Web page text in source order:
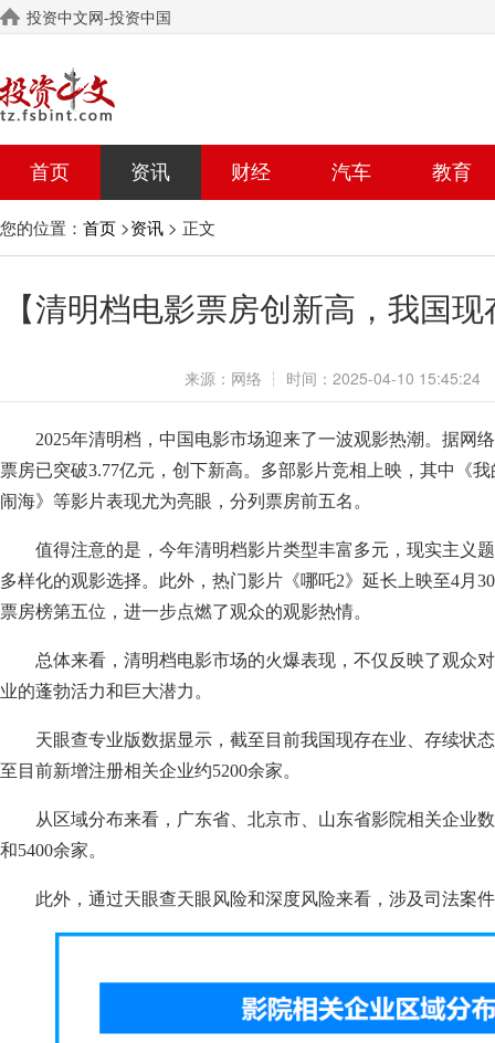
投资中文网-投资中国
首页 资讯 财经 汽车 教育
您的位置： 首页 >资讯 > 正文
【清明档电影票房创新高，我国
来源： 网络 ┆ 时间： 2025-04-10 15:45:24
2025年清明档，中国电影市场迎来了一波观影热潮。据网
票房已突破3.77亿元，创下新高。多部影片竞相上映，其中《
闹海》等影片表现尤为亮眼，分列票房前五名。
值得注意的是，今年清明档影片类型丰富多元，现实主义
多样化的观影选择。此外，热门影片《哪吒2》延长上映至4月
票房榜第五位，进一步点燃了观众的观影热情。
总体来看，清明档电影市场的火爆表现，不仅反映了观众
业的蓬勃活力和巨大潜力。
天眼查专业版数据显示，截至目前我国现存在业、存续状
至目前新增注册相关企业约5200余家。
从区域分布来看，广东省、北京市、山东省影院相关企业
和5400余家。
此外，通过天眼查天眼风险和深度风险来看，涉及司法案